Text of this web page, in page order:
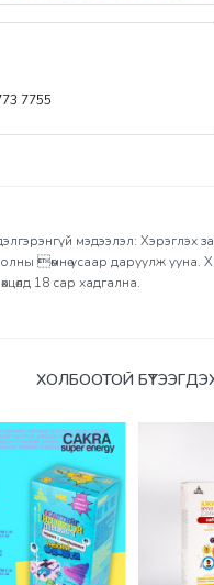
7755
мэдээлэл: Хэрэглэх
өмнө усаар даруулж ууна.
18 сар хадгална.
ХОЛБООТОЙ